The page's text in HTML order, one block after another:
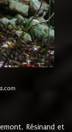
Résinand et